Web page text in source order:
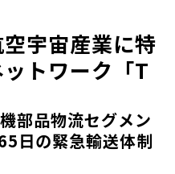
情報
ト
せ
宇宙産業に特
トワーク「T
部品物流セグメン
日の緊急輸送体制